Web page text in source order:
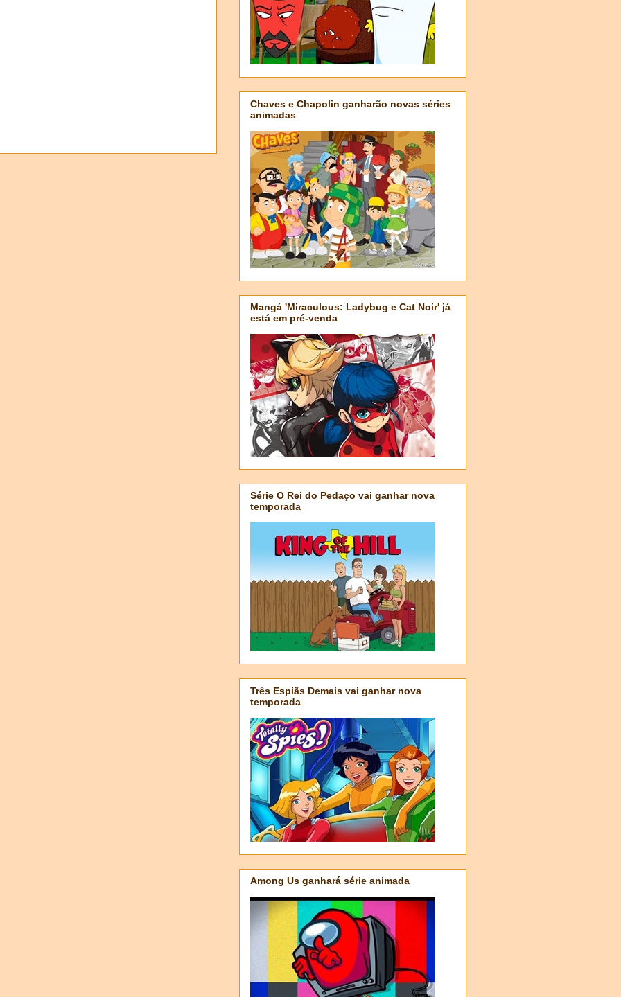
Chaves e Chapolin ganharão novas séries
animadas
Mangá 'Miraculous: Ladybug e Cat Noir' já
está em pré-venda
Série O Rei do Pedaço vai ganhar nova
temporada
Três Espiãs Demais vai ganhar nova
temporada
Among Us ganhará série animada